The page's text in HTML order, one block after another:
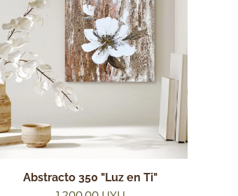
Abstracto 350 "Luz en Ti"